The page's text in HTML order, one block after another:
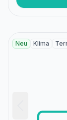
Neu Klima